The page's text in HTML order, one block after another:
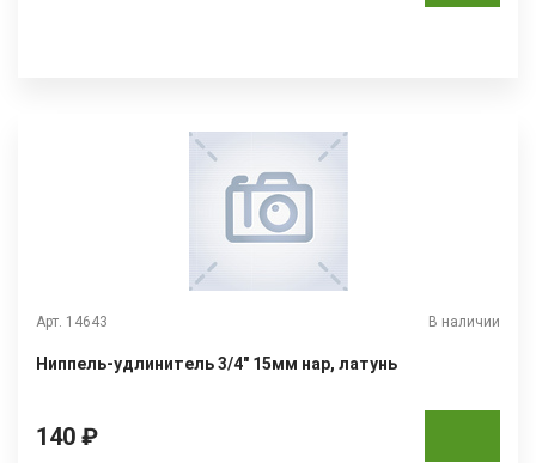
Арт. 14643 В наличии
Ниппель-удлинитель 3/4" 15мм нар, латунь
140 ₽